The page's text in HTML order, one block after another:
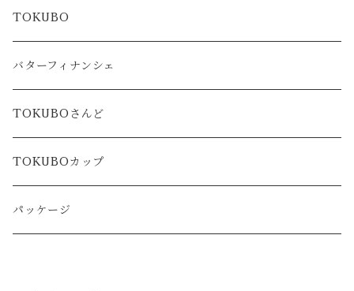
TOKUBO
バターフィナンシェ
TOKUBOさんど
TOKUBOカップ
パッケージ